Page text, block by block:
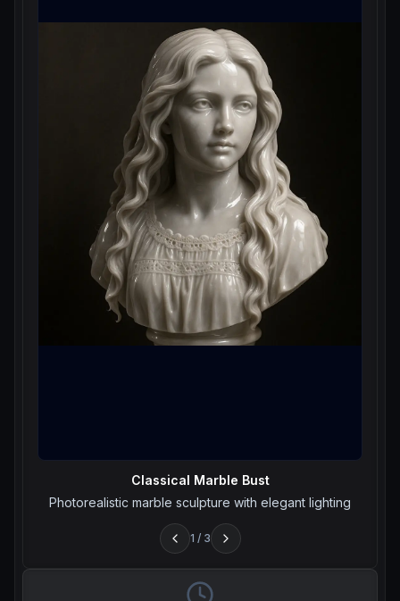
Classical Marble Bust
Photorealistic marble sculpture with elegant lighting
1 / 3